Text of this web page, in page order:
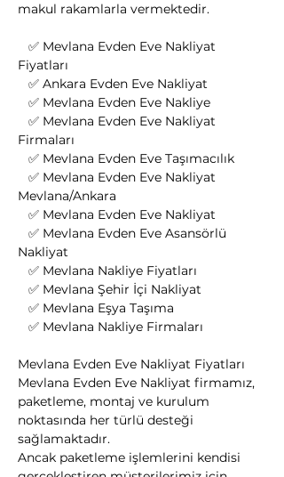
makul rakamlarla vermektedir.
Fiyatları
   ✅ Ankara Evden Eve Nakliyat
   ✅ Mevlana Evden Eve Nakliye
Firmaları
   ✅ Mevlana Evden Eve Taşımacılık
Mevlana/Ankara
   ✅ Mevlana Evden Eve Nakliyat
Nakliyat
   ✅ Mevlana Nakliye Fiyatları
   ✅ Mevlana Şehir İçi Nakliyat
   ✅ Mevlana Eşya Taşıma
   ✅ Mevlana Nakliye Firmaları
Mevlana Evden Eve Nakliyat Fiyatları
Mevlana Evden Eve Nakliyat firmamız,
paketleme, montaj ve kurulum
noktasında her türlü desteği
sağlamaktadır.
Ancak paketleme işlemlerini kendisi